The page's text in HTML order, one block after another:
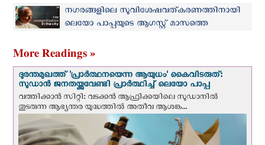
നഗരങ്ങളിലെ സുവിശേഷവത്കരണത്തിനായി
ലെയോ പാപ്പയുടെ ആഗസ്റ്റ് മാസത്തെ
More Readings »
ദുരന്തമുഖത്ത് 'പ്രാർത്ഥനയെന്ന ആയുധം' കൈവിടരുത്:
സുഡാൻ ജനതയ്ക്കുവേണ്ടി പ്രാർത്ഥിച്ച് ലെയോ പാപ്പ
വത്തിക്കാന്‍ സിറ്റി: വടക്കൻ ആഫ്രിക്കയിലെ സുഡാനിൽ
തുടരുന്ന ആഭ്യന്തര യുദ്ധത്തിൽ അതീവ ആശങ്ക...